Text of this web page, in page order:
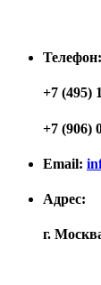
Телефон:
+7 (495)
+7 (906)
Email:
Адрес:
г.